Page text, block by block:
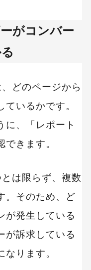
がコンバー
どのページから
いるかです。
に、「レポート
できます。
は限らず、複数
。そのため、ど
が発生している
が訴求している
ります。